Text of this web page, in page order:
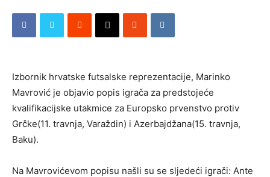
Izbornik hrvatske futsalske reprezentacije, Marinko
Mavrović je objavio popis igrača za predstojeće
kvalifikacijske utakmice za Europsko prvenstvo protiv
Grčke(11. travnja, Varaždin) i Azerbajdžana(15. travnja,
Baku).
Na Mavrovićevom popisu našli su se sljedeći igrači: Ante